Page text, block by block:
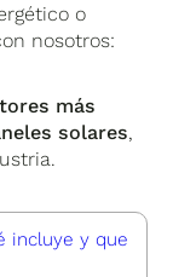
o
nosotros:
más
solares,
incluye y que